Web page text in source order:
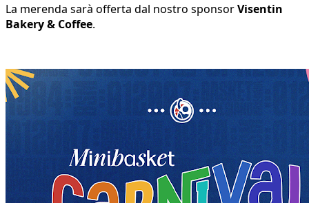
La merenda sarà offerta dal nostro sponsorVisentin
Bakery & Coffee.